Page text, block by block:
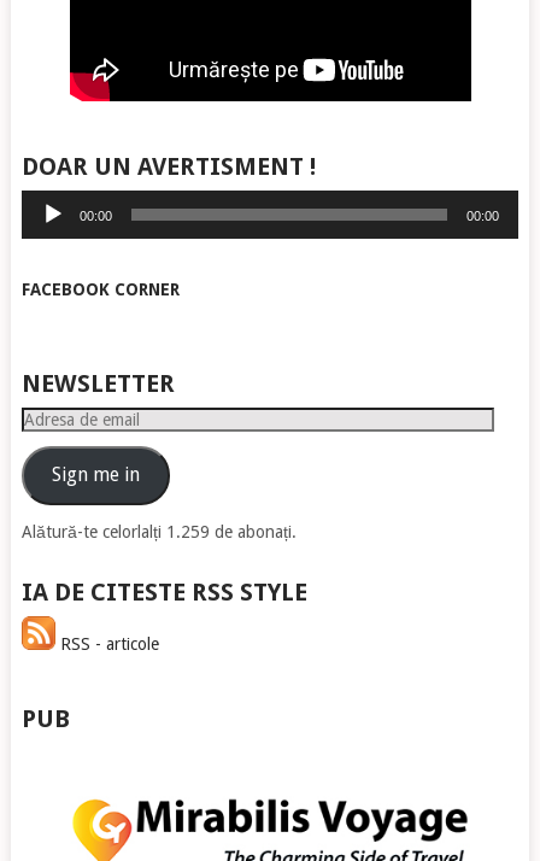
DOAR UN AVERTISMENT !
Player
audio
00:00 00:00
FACEBOOK CORNER
NEWSLETTER
Adresa
emailSign me in
Alătură-te celorlalți 1.259 de abonați.
IA DE CITESTE RSS STYLE
RSS - articole
PUB